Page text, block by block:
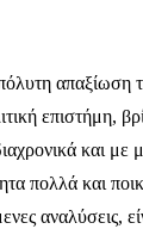
απαξίωση
επιστήμη,
και
πολλά και
αναλύσεις,